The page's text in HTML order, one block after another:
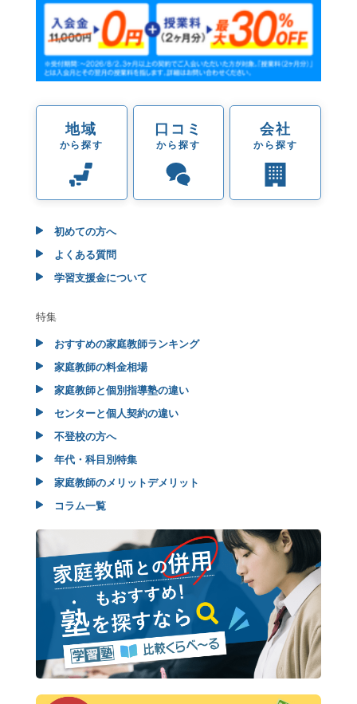
地域
から探す
口コミ
から探す
会社
から探す
初めての方へ
よくある質問
学習支援金について
特集
おすすめの家庭教師ランキング
家庭教師の料金相場
家庭教師と個別指導塾の違い
センターと個人契約の違い
不登校の方へ
年代・科目別特集
家庭教師のメリットデメリット
コラム一覧